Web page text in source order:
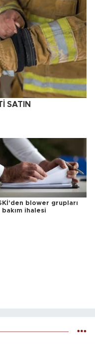
SATIN
blower grupları
bakım ihalesi